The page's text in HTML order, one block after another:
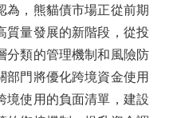
，熊貓債市場正從前期
質量發展的新階段，從投
分類的管理機制和風險防
部門將優化跨境資金使用
境使用的負面清單，建設